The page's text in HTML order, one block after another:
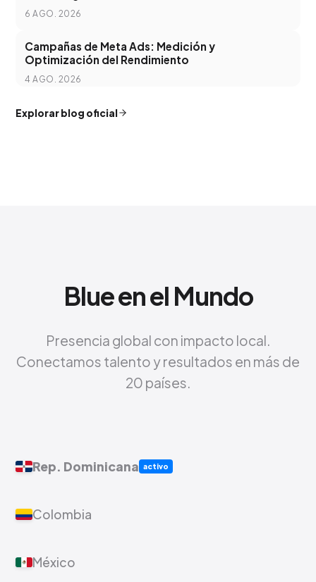
Communication in the Digital Age
6 AGO. 2026
Campañas de Meta Ads: Medición y
Optimización del Rendimiento
4 AGO. 2026
Explorar blog oficial
Blue en el Mundo
Presencia global con impacto local.
Conectamos talento y resultados en más de
20 países.
Rep. Dominicana activo
Colombia
México